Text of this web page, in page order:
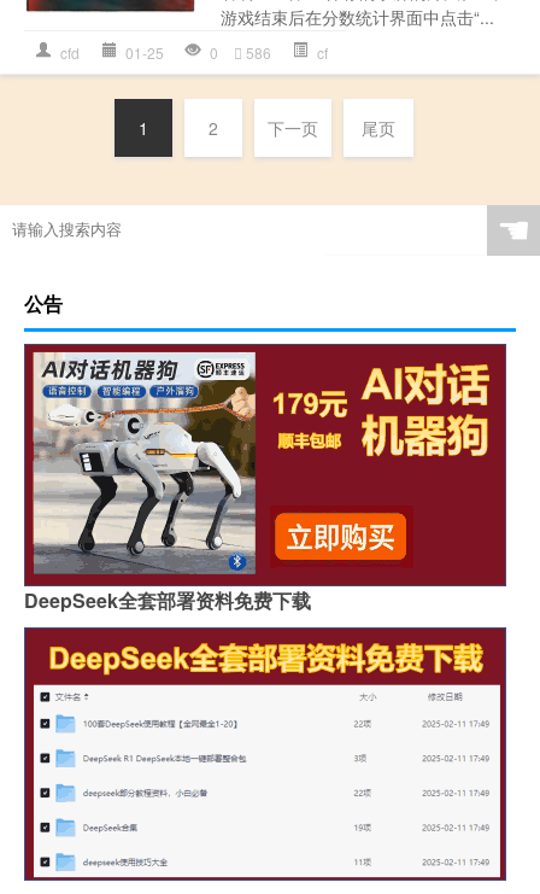
游戏结束后在分数统计界面中点击“...
cfd 01-25 0 586 cf
1 2 下一页 尾页
☚
公告
DeepSeek全套部署资料免费下载